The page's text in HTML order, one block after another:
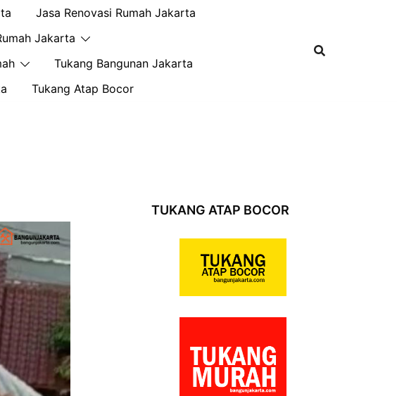
Jasa Renovasi Rumah Jakarta
Jakarta
Tukang Bangunan Jakarta
Tukang Atap Bocor
TUKANG ATAP BOCOR